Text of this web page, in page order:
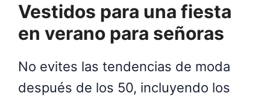
Vestidos para una fiesta
en verano para señoras
No evites las tendencias de moda
después de los 50, incluyendo los